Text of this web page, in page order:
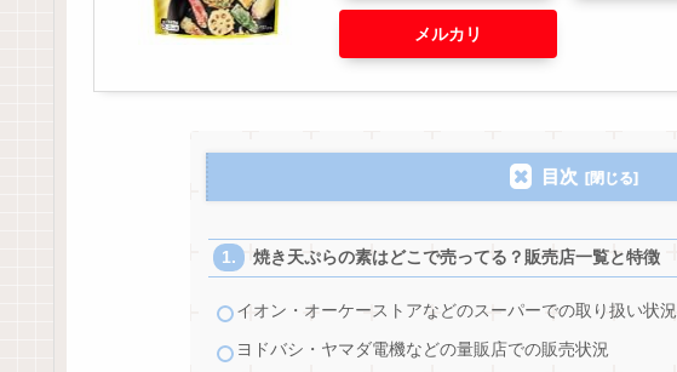
メルカリ
目次
焼き天ぷらの素はどこで売ってる？販売店一覧と特徴
イオン・オーケーストアなどのスーパーでの取り扱い状況
ヨドバシ・ヤマダ電機などの量販店での販売状況